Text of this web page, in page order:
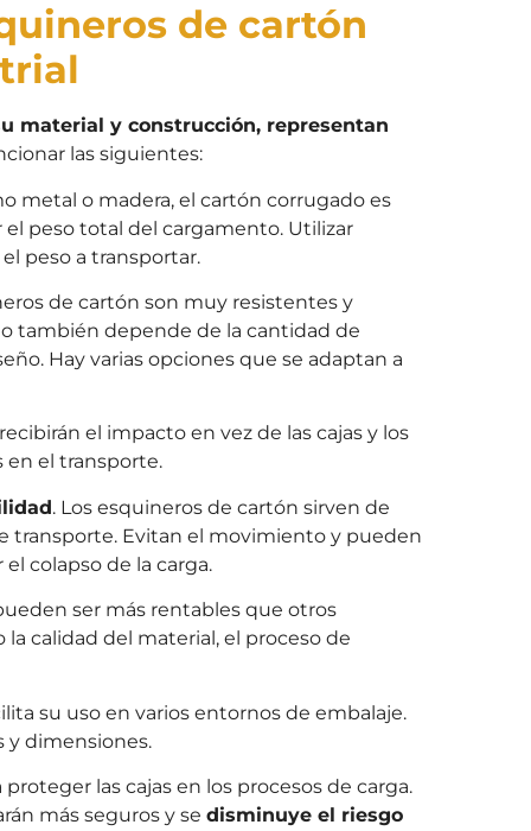
de cartón
material y construcción, representan
las siguientes:
metal o madera, el cartón corrugado es
peso total del cargamento. Utilizar
peso a transportar.
de cartón son muy resistentes y
también depende de la cantidad de
Hay varias opciones que se adaptan a
el impacto en vez de las cajas y los
en el transporte.
. Los esquineros de cartón sirven de
transporte. Evitan el movimiento y pueden
colapso de la carga.
ser más rentables que otros
calidad del material, el proceso de
su uso en varios entornos de embalaje.
y dimensiones.
las cajas en los procesos de carga.
más seguros y se disminuye el riesgo